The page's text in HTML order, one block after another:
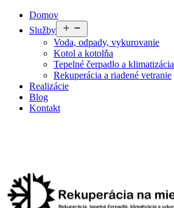
PreskočiťDomov
Služby
menu
Voda, odpady, vykurovanie
Kotol a kotolňa
Tepelné čerpadlo a klimatizácia
Rekuperácia a riadené vetranie
Realizácie
Blog
Kontakt